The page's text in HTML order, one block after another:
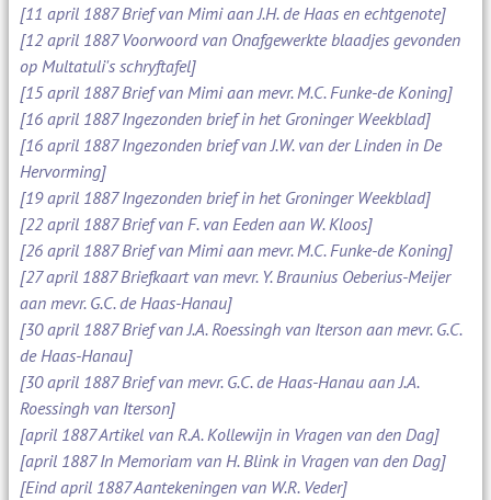
[11 april 1887 Brief van Mimi aan J.H. de Haas en echtgenote]
[12 april 1887 Voorwoord van Onafgewerkte blaadjes gevonden
op Multatuli's schryftafel]
[15 april 1887 Brief van Mimi aan mevr. M.C. Funke-de Koning]
[16 april 1887 Ingezonden brief in het Groninger Weekblad]
[16 april 1887 Ingezonden brief van J.W. van der Linden in De
Hervorming]
[19 april 1887 Ingezonden brief in het Groninger Weekblad]
[22 april 1887 Brief van F. van Eeden aan W. Kloos]
[26 april 1887 Brief van Mimi aan mevr. M.C. Funke-de Koning]
[27 april 1887 Briefkaart van mevr. Y. Braunius Oeberius-Meijer
aan mevr. G.C. de Haas-Hanau]
[30 april 1887 Brief van J.A. Roessingh van Iterson aan mevr. G.C.
de Haas-Hanau]
[30 april 1887 Brief van mevr. G.C. de Haas-Hanau aan J.A.
Roessingh van Iterson]
[april 1887 Artikel van R.A. Kollewijn in Vragen van den Dag]
[april 1887 In Memoriam van H. Blink in Vragen van den Dag]
[Eind april 1887 Aantekeningen van W.R. Veder]